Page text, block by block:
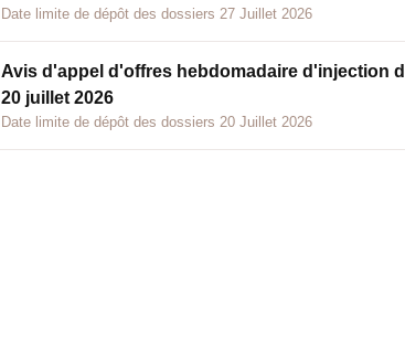
Date limite de dépôt des dossiers 27 Juillet 2026
Avis d'appel d'offres hebdomadaire d'injection
20 juillet 2026
Date limite de dépôt des dossiers 20 Juillet 2026